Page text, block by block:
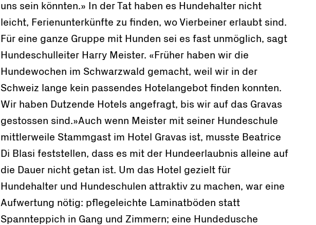
uns sein könnten.» In der Tat haben es Hundehalter nicht
leicht, Ferienunterkünfte zu finden, wo Vierbeiner erlaubt sind.
Für eine ganze Gruppe mit Hunden sei es fast unmöglich, sagt
Hundeschulleiter Harry Meister. «Früher haben wir die
Hundewochen im Schwarzwald gemacht, weil wir in der
Schweiz lange kein passendes Hotelangebot finden konnten.
Wir haben Dutzende Hotels angefragt, bis wir auf das Gravas
gestossen sind.»Auch wenn Meister mit seiner Hundeschule
mittlerweile Stammgast im Hotel Gravas ist, musste Beatrice
Di Blasi feststellen, dass es mit der Hundeerlaubnis alleine auf
die Dauer nicht getan ist. Um das Hotel gezielt für
Hundehalter und Hundeschulen attraktiv zu machen, war eine
Aufwertung nötig: pflegeleichte Laminatböden statt
Spannteppich in Gang und Zimmern; eine Hundedusche